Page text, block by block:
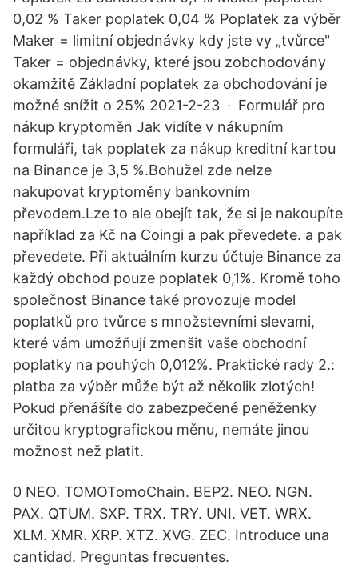
0,02 % Taker poplatek 0,04 % Poplatek za výběr
Maker = limitní objednávky kdy jste vy „tvůrce"
Taker = objednávky, které jsou zobchodovány
okamžitě Základní poplatek za obchodování je
možné snížit o 25% 2021-2-23 · Formulář pro
nákup kryptoměn Jak vidíte v nákupním
formuláři, tak poplatek za nákup kreditní kartou
na Binance je 3,5 %.Bohužel zde nelze
nakupovat kryptoměny bankovním
převodem.Lze to ale obejít tak, že si je nakoupíte
například za Kč na Coingi a pak převedete. a pak
převedete. Při aktuálním kurzu účtuje Binance za
každý obchod pouze poplatek 0,1%. Kromě toho
společnost Binance také provozuje model
poplatků pro tvůrce s množstevními slevami,
které vám umožňují zmenšit vaše obchodní
poplatky na pouhých 0,012%. Praktické rady 2.:
platba za výběr může být až několik zlotých!
Pokud přenášíte do zabezpečené peněženky
určitou kryptografickou měnu, nemáte jinou
možnost než platit.
0 NEO. TOMOTomoChain. BEP2. NEO. NGN.
PAX. QTUM. SXP. TRX. TRY. UNI. VET. WRX.
XLM. XMR. XRP. XTZ. XVG. ZEC. Introduce una
cantidad. Preguntas frecuentes.